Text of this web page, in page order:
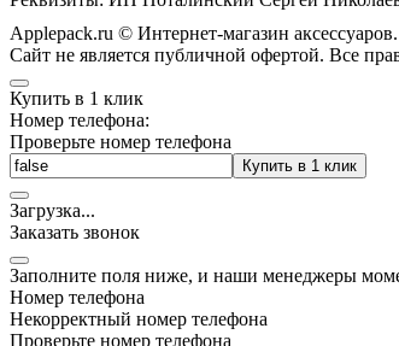
Applepack.ru © Интернет-магазин аксессуаров.
Cайт не является публичной офертой. Все
Купить в 1 клик
Номер телефона:
Проверьте номер телефона
Купить в 1 клик
Загрузка...
Заказать звонок
Заполните поля ниже, и наши менеджеры
Номер телефона
Некорректный номер телефона
Проверьте номер телефона